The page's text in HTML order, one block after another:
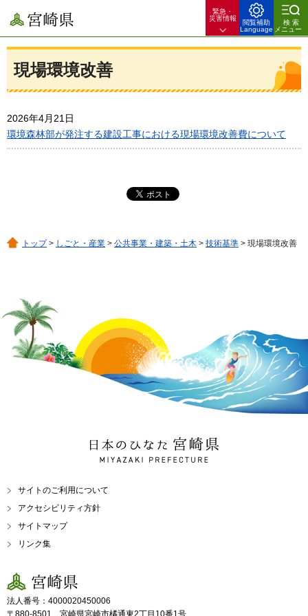
宮崎県
緊急・
災害情報
閲覧補助
Language
検索
メニュー
現場環境改善
2026年4月21日
環境森林部が発注する建設工事における現場環境改善費について
トップ> しごと・産業 > 公共事業・建築・土木 > 技術基準 > 現場環境改善
日本のひなた 宮崎県
MIYAZAKI PREFECTURE
サイトのご利用について
アクセシビリティ方針
サイトマップ
リンク集
宮崎県
法人番号：4000020450006
〒880-8501 宮崎県宮崎市橘通東2丁目10番1号